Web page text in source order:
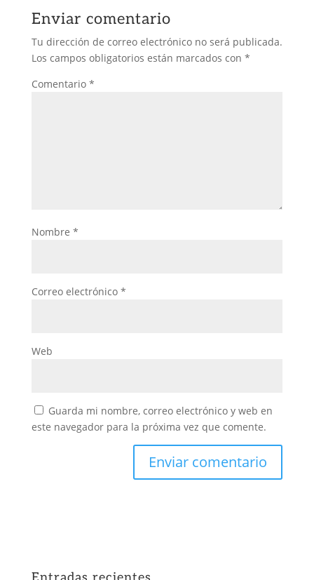
Enviar comentario
Tu dirección de correo electrónico no será publicada.
Los campos obligatorios están marcados con *
Comentario *
Nombre *
Correo electrónico *
Web
Guarda mi nombre, correo electrónico y web en
este navegador para la próxima vez que comente.